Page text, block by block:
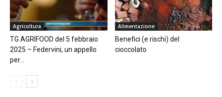
Agricoltura
TG AGRIFOOD del 5 febbraio
2025 – Federvini, un appello
per...
Alimentazione
Benefici (e rischi) del
cioccolato